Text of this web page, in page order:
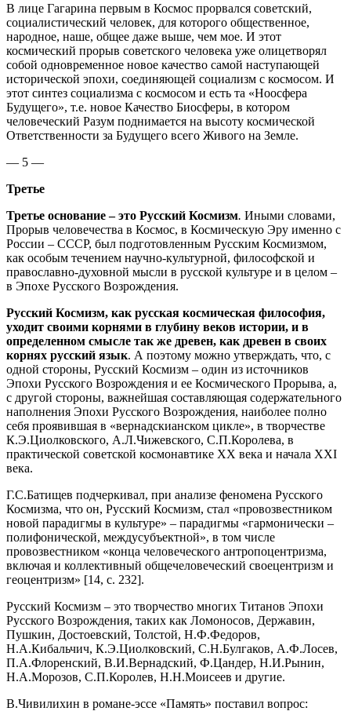
В лице Гагарина первым в Космос прорвался советский,
социалистический человек, для которого общественное,
народное, наше, общее даже выше, чем мое. И этот
космический прорыв советского человека уже олицетворял
собой одновременное новое качество самой наступающей
исторической эпохи, соединяющей социализм с космосом. И
этот синтез социализма с космосом и есть та «Ноосфера
Будущего», т.е. новое Качество Биосферы, в котором
человеческий Разум поднимается на высоту космической
Ответственности за Будущего всего Живого на Земле.
— 5 —
Третье
Третье основание – это Русский Космизм. Иными словами,
Прорыв человечества в Космос, в Космическую Эру именно с
России – СССР, был подготовленным Русским Космизмом,
как особым течением научно-культурной, философской и
православно-духовной мысли в русской культуре и в целом –
в Эпохе Русского Возрождения.
Русский Космизм, как русская космическая философия,
уходит своими корнями в глубину веков истории, и в
определенном смысле так же древен, как древен в своих
корнях русский язык. А поэтому можно утверждать, что, с
одной стороны, Русский Космизм – один из источников
Эпохи Русского Возрождения и ее Космического Прорыва, а,
с другой стороны, важнейшая составляющая содержательного
наполнения Эпохи Русского Возрождения, наиболее полно
себя проявившая в «вернадскианском цикле», в творчестве
К.Э.Циолковского, А.Л.Чижевского, С.П.Королева, в
практической советской космонавтике ХХ века и начала XXI
века.
Г.С.Батищев подчеркивал, при анализе феномена Русского
Космизма, что он, Русский Космизм, стал «провозвестником
новой парадигмы в культуре» – парадигмы «гармонически –
полифонической, междусубъектной», в том числе
провозвестником «конца человеческого антропоцентризма,
включая и коллективный общечеловеческий своецентризм и
геоцентризм» [14, с. 232].
Русский Космизм – это творчество многих Титанов Эпохи
Русского Возрождения, таких как Ломоносов, Державин,
Пушкин, Достоевский, Толстой, Н.Ф.Федоров,
Н.А.Кибальчич, К.Э.Циолковский, С.Н.Булгаков, А.Ф.Лосев,
П.А.Флоренский, В.И.Вернадский, Ф.Цандер, Н.И.Рынин,
Н.А.Морозов, С.П.Королев, Н.Н.Моисеев и другие.
В.Чивилихин в романе-эссе «Память» поставил вопрос: